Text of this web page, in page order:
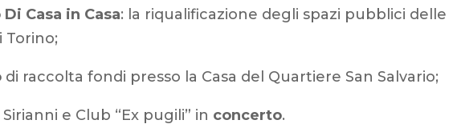
Casa in Casa: la riqualificazione degli spazi pubblici delle
Torino;
di raccolta fondi presso la Casa del Quartiere San Salvario;
e Club “Ex pugili” in concerto.